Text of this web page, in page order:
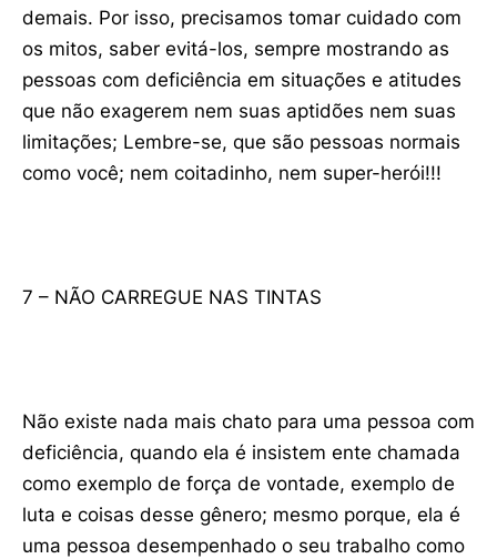
demais. Por isso, precisamos tomar cuidado com
os mitos, saber evitá-los, sempre mostrando as
pessoas com deficiência em situações e atitudes
que não exagerem nem suas aptidões nem suas
limitações; Lembre-se, que são pessoas normais
como você; nem coitadinho, nem super-herói!!!
7 – NÃO CARREGUE NAS TINTAS
Não existe nada mais chato para uma pessoa com
deficiência, quando ela é insistem ente chamada
como exemplo de força de vontade, exemplo de
luta e coisas desse gênero; mesmo porque, ela é
uma pessoa desempenhado o seu trabalho como